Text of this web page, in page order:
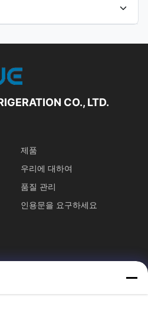
CO., LTD.
제품
우리에 대하여
품질 관리
인용문을 요구하세요